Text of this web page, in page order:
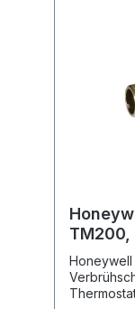
PN16
DN 50
RV283P-
100A,
TM200,
A, DN
Honeywell